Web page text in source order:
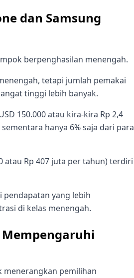
dan Samsung
berpenghasilan menengah.
tetapi jumlah pemakai
tinggi lebih banyak.
150.000 atau kira-kira Rp 2,4
hanya 6% saja dari para
atau Rp 407 juta per tahun) terdiri
yang lebih
di kelas menengah.
menerangkan pemilihan